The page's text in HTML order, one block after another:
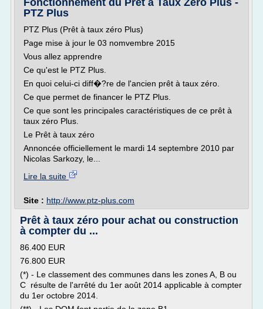
Fonctionnement du Pret à Taux Zero Plus -
PTZ Plus
PTZ Plus (Prêt à taux zéro Plus)
Page mise à jour le 03 nomvembre 2015
Vous allez apprendre
Ce qu'est le PTZ Plus.
En quoi celui-ci diff�?re de l'ancien prêt à taux zéro.
Ce que permet de financer le PTZ Plus.
Ce que sont les principales caractéristiques de ce prêt à
taux zéro Plus.
Le Prêt à taux zéro
Annoncée officiellement le mardi 14 septembre 2010 par
Nicolas Sarkozy, le...
Lire la suite
Site : http://www.ptz-plus.com
Prêt à taux zéro pour achat ou construction
à compter du ...
86.400 EUR
76.800 EUR
(*) - Le classement des communes dans les zones A, B ou
C résulte de l'arrêté du 1er août 2014 applicable à compter
du 1er octobre 2014.